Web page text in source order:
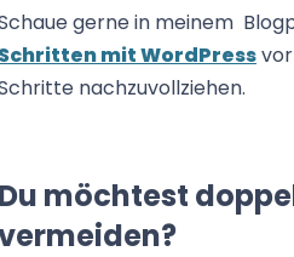
gerne in meinem
mit WordPress
nachzuvollziehen.
möchtest